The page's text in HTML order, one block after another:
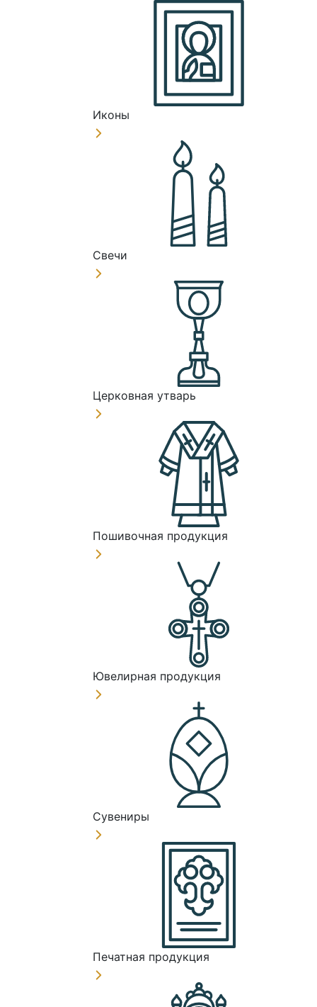
Иконы
Свечи
Церковная утварь
Пошивочная продукция
Ювелирная продукция
Сувениры
Печатная продукция